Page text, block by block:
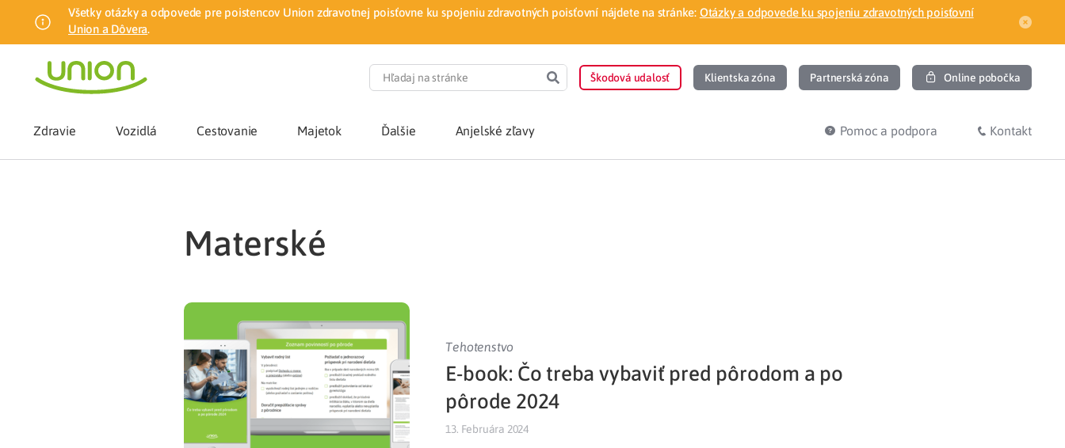
Všetky otázky a odpovede pre poistencov Union zdravotnej poisťovne ku spojeniu zdravotných poisťovní nájdete na stránke: Otázky a odpovede ku spojeniu zdravotných poisťovní
Union a Dôvera.
Škodová udalosť Klientska zóna Partnerská zóna Online pobočka
Zdravie
Zmena zdravotnej poisťovne
Poistenie novorodenca v pohodlí domova
Zdravotné poistenie pre cudzincov
Prečo Union
Liečba v zahraničí
Potvrdenie o neevidovaní
Vozidlá Cestovanie Majetok Ďalšie Anjelské zľavy Pomoc a podpora Kontakt
materské
Tehotenstvo
E-book: Čo treba vybaviť pred pôrodom a po
pôrode 2024
13. Februára 2024